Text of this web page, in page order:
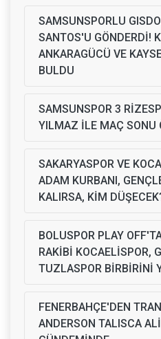
SAMSUNSPORLU
SANTOS'U GÖNDERDİ!
ANKARAGÜCÜ VE
BULDU
SAMSUNSPOR 3
YILMAZ İLE MAÇ SONU
SAKARYASPOR VE
ADAM KURBANI,
KALIRSA, KİM
BOLUSPOR PLAY
RAKİBİ KOCAELİSPOR,
TUZLASPOR BİRBİRİNİ
FENERBAHÇE'DEN
ANDERSON TALISCA